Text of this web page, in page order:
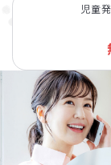
児童